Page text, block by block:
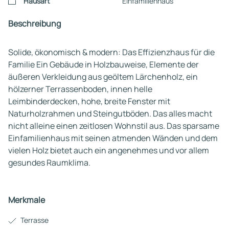
Beschreibung
Solide, ökonomisch & modern: Das Effizienzhaus für die
Familie Ein Gebäude in Holzbauweise, Elemente der
äußeren Verkleidung aus geöltem Lärchenholz, ein
hölzerner Terrassenboden, innen helle
Leimbinderdecken, hohe, breite Fenster mit
Naturholzrahmen und Steingutböden. Das alles macht
nicht alleine einen zeitlosen Wohnstil aus. Das sparsame
Einfamilienhaus mit seinen atmenden Wänden und dem
vielen Holz bietet auch ein angenehmes und vor allem
gesundes Raumklima.
Merkmale
Terrasse